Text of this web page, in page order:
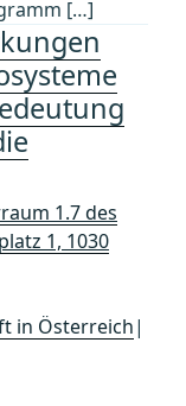
[…]
1.7 des
1, 1030
in Österreich|